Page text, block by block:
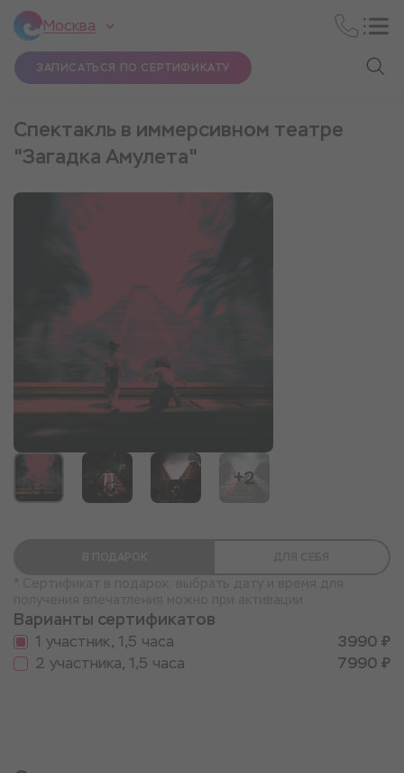
Москва
ЗАПИСАТЬСЯ ПО СЕРТИФИКАТУ
Спектакль в иммерсивном театре
"Загадка Амулета"
+2
Варианты сертификатов
1 участник, 1,5 часа
3990 ₽
2 участника, 1,5 часа
7990 ₽